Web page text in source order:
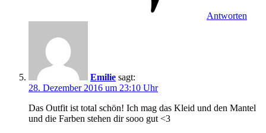
Antworten
Emilie sagt:
28. Dezember 2016 um 23:10 Uhr
Das Outfit ist total schön! Ich mag das Kleid und den Mantel
und die Farben stehen dir sooo gut <3